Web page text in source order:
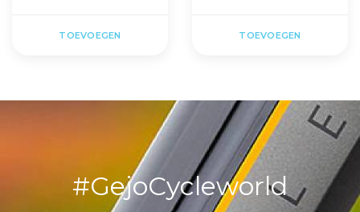
TOEVOEGEN TOEVOEGEN
#GejoCycleworld